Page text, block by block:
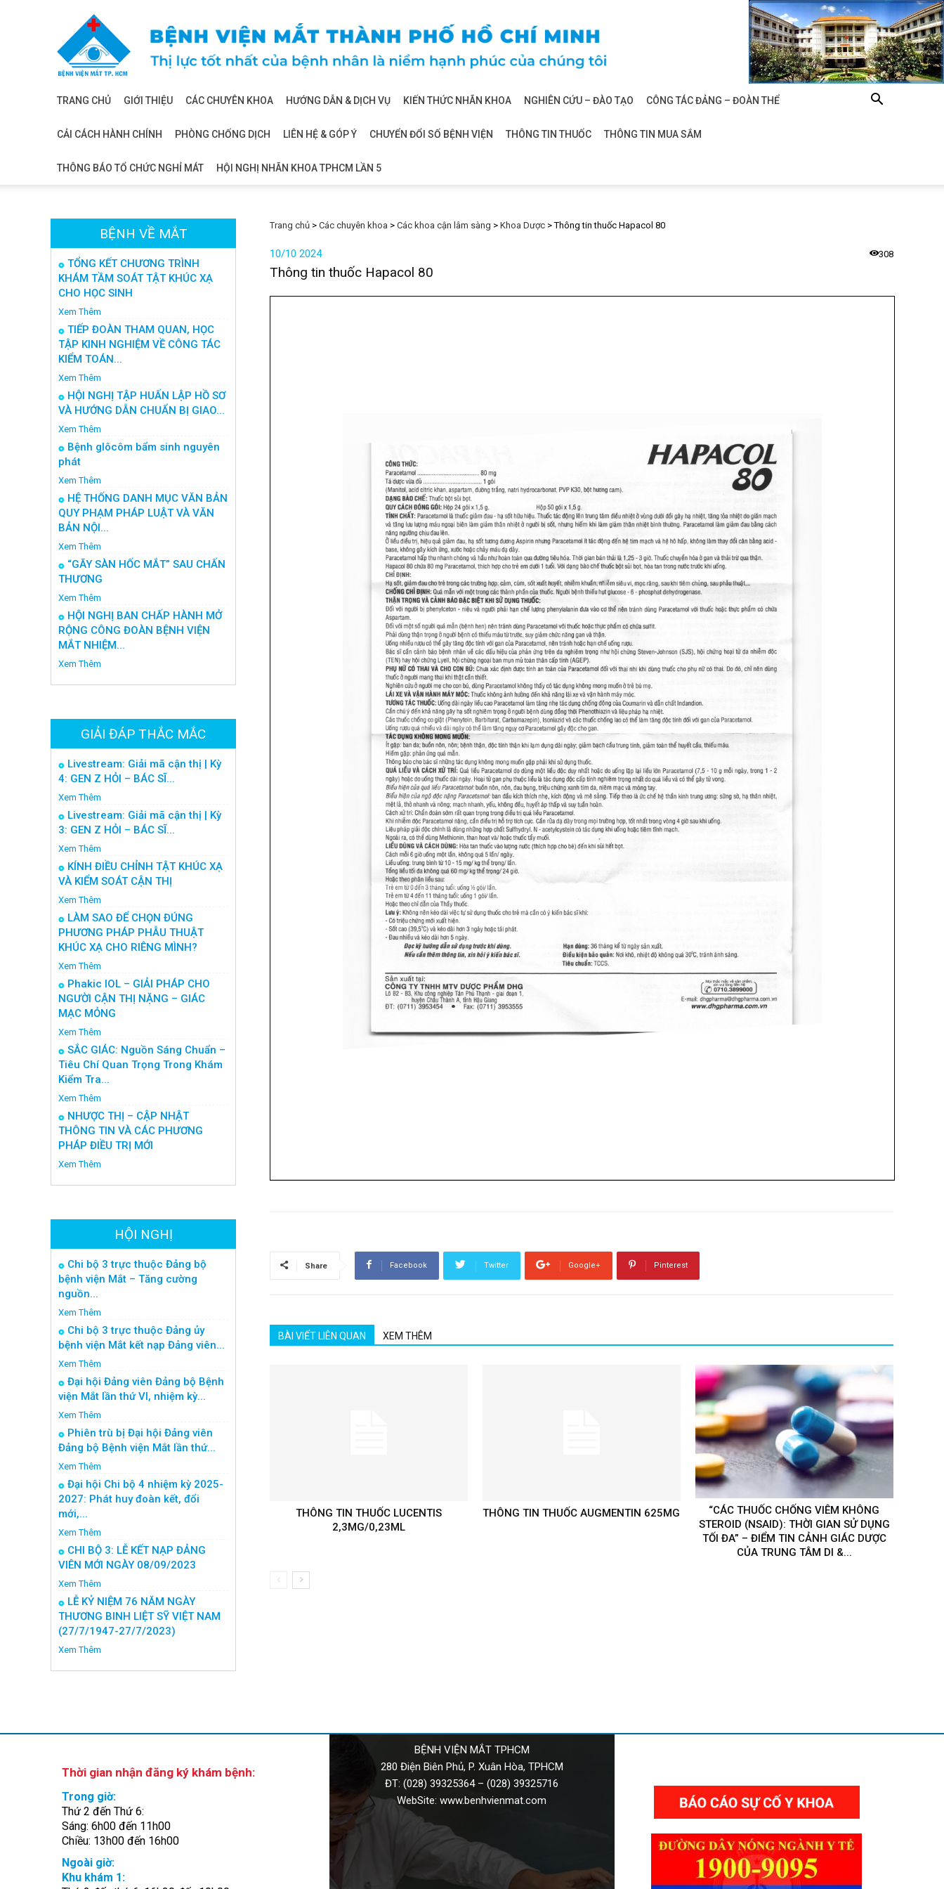
mắt
TRANG CHỦ GIỚI THIỆU CÁC CHUYÊN KHOA HƯỚNG DẪN & DỊCH VỤ KIẾN THỨC NHÃN KHOA NGHIÊN CỨU – ĐÀO TẠO CÔNG TÁC ĐẢNG – ĐOÀN THỂ
CẢI CÁCH HÀNH CHÍNH PHÒNG CHỐNG DỊCH LIÊN HỆ & GÓP Ý CHUYỂN ĐỔI SỐ BỆNH VIỆN THÔNG TIN THUỐC THÔNG TIN MUA SẮM
THÔNG BÁO TỔ CHỨC NGHỈ MÁT HỘI NGHỊ NHÃN KHOA TPHCM LẦN 5
Trang chủ > Các chuyên khoa > Các khoa cận lâm sàng > Khoa Dược >Thông tin thuốc Hapacol 80
10/10 2024 308
Thông tin thuốc Hapacol 80
Share Facebook Twitter Google+ Pinterest
BÀI VIẾT LIÊN QUAN XEM THÊM
THÔNG TIN THUỐC LUCENTIS
2,3MG/0,23ML
THÔNG TIN THUỐC AUGMENTIN 625MG
“CÁC THUỐC CHỐNG VIÊM KHÔNG
STEROID (NSAID): THỜI GIAN SỬ DỤNG
TỐI ĐA” – ĐIỂM TIN CẢNH GIÁC DƯỢC
CỦA TRUNG TÂM DI &...
BỆNH VỀ MẮT
TỔNG KẾT CHƯƠNG TRÌNH
KHÁM TẦM SOÁT TẬT KHÚC XẠ
CHO HỌC SINH
Xem Thêm
TIẾP ĐOÀN THAM QUAN, HỌC
TẬP KINH NGHIỆM VỀ CÔNG TÁC
KIỂM TOÁN...
Xem Thêm
HỘI NGHỊ TẬP HUẤN LẬP HỒ SƠ
VÀ HƯỚNG DẪN CHUẨN BỊ GIAO...
Xem Thêm
Bệnh glôcôm bẩm sinh nguyên
phát
Xem Thêm
HỆ THỐNG DANH MỤC VĂN BẢN
QUY PHẠM PHÁP LUẬT VÀ VĂN
BẢN NỘI...
Xem Thêm
“GÃY SÀN HỐC MẮT” SAU CHẤN
THƯƠNG
Xem Thêm
HỘI NGHỊ BAN CHẤP HÀNH MỞ
RỘNG CÔNG ĐOÀN BỆNH VIỆN
MẮT NHIỆM...
Xem Thêm
GIẢI ĐÁP THẮC MẮC
Livestream: Giải mã cận thị | Kỳ
4: GEN Z HỎI – BÁC SĨ...
Xem Thêm
Livestream: Giải mã cận thị | Kỳ
3: GEN Z HỎI – BÁC SĨ...
Xem Thêm
KÍNH ĐIỀU CHỈNH TẬT KHÚC XẠ
VÀ KIỂM SOÁT CẬN THỊ
Xem Thêm
LÀM SAO ĐỂ CHỌN ĐÚNG
PHƯƠNG PHÁP PHẪU THUẬT
KHÚC XẠ CHO RIÊNG MÌNH?
Xem Thêm
Phakic IOL – GIẢI PHÁP CHO
NGƯỜI CẬN THỊ NẶNG – GIÁC
MẠC MỎNG
Xem Thêm
SẮC GIÁC: Nguồn Sáng Chuẩn –
Tiêu Chí Quan Trọng Trong Khám
Kiểm Tra...
Xem Thêm
NHƯỢC THỊ – CẬP NHẬT
THÔNG TIN VÀ CÁC PHƯƠNG
PHÁP ĐIỀU TRỊ MỚI
Xem Thêm
HỘI NGHỊ
Chi bộ 3 trực thuộc Đảng bộ
bệnh viện Mắt – Tăng cường
nguồn...
Xem Thêm
Chi bộ 3 trực thuộc Đảng ủy
bệnh viện Mắt kết nạp Đảng viên...
Xem Thêm
Đại hội Đảng viên Đảng bộ Bệnh
viện Mắt lần thứ VI, nhiệm kỳ...
Xem Thêm
Phiên trù bị Đại hội Đảng viên
Đảng bộ Bệnh viện Mắt lần thứ...
Xem Thêm
Đại hội Chi bộ 4 nhiệm kỳ 2025-
2027: Phát huy đoàn kết, đổi
mới,...
Xem Thêm
CHI BỘ 3: LỄ KẾT NẠP ĐẢNG
VIÊN MỚI NGÀY 08/09/2023
Xem Thêm
LỄ KỶ NIỆM 76 NĂM NGÀY
THƯƠNG BINH LIỆT SỸ VIỆT NAM
(27/7/1947-27/7/2023)
Xem Thêm
Thời gian nhận đăng ký khám bệnh:
Trong giờ:
Thứ 2 đến Thứ 6:
Sáng: 6h00 đến 11h00
Chiều: 13h00 đến 16h00
Ngoài giờ:
Khu khám 1:
BỆNH VIỆN MẮT TPHCM
280 Điện Biên Phủ, P. Xuân Hòa, TPHCM
ĐT:(028) 39325364–(028) 39325716
WebSite:www.benhvienmat.com